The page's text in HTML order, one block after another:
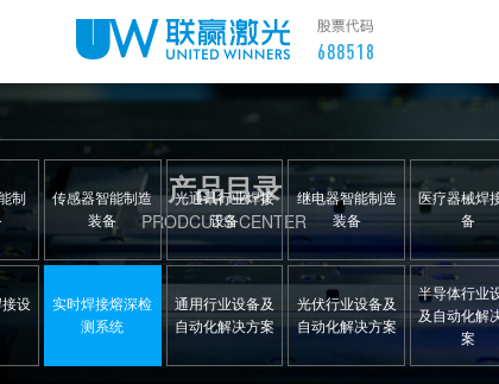
产品目录
PRODCUTS CENTER
制
传感器智能制造
装备
光通讯行业焊接
设备
继电器智能制造
装备
医疗器械焊
备
设
实时焊接熔深检
测系统
通用行业设备及
自动化解决方案
光伏行业设备及
自动化解决方案
半导体行业
及自动化解
案